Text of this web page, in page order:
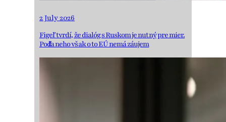
2 July 2026
Figeľ tvrdí, že dialóg s Ruskom je nutný pre mier.
Podľa neho však o to EÚ nemá záujem